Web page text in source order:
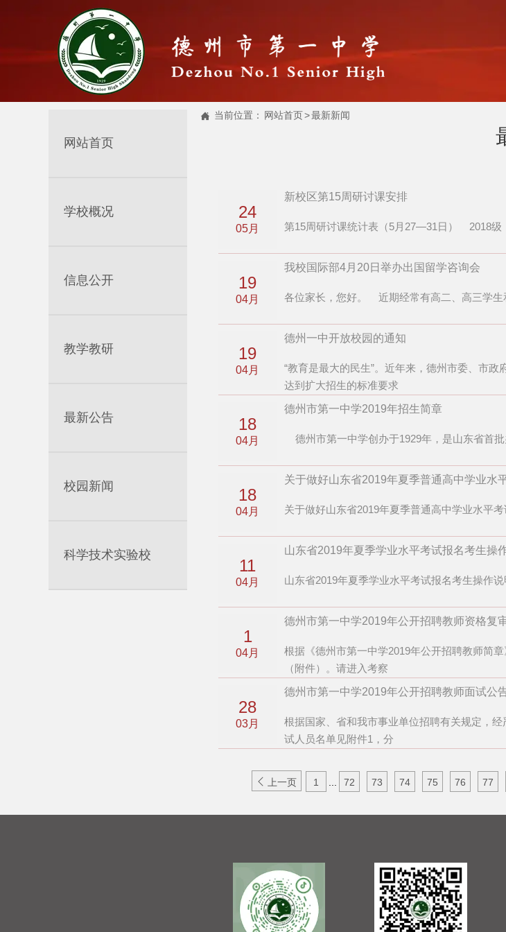
 当前位置： 网站首页>最新新闻
网站首页
学校概况
信息公开
教学教研
最新公告
校园新闻
科学技术实验校
24
05月
新校区第15周研讨课安排
第15周研讨课统计表（5月27—31日） 2018
19
04月
我校国际部4月20日举办出国留学咨询会
各位家长，您好。 近期经常有高二、高三学生
19
04月
德州一中开放校园的通知
“教育是最大的民生”。近年来，德州市委、市
达到扩大招生的标准要求
18
04月
德州市第一中学2019年招生简章
德州市第一中学创办于1929年，是山东省首
18
04月
关于做好山东省2019年夏季普通高中学业水
关于做好山东省2019年夏季普通高中学业水平
11
04月
山东省2019年夏季学业水平考试报名考生操
山东省2019年夏季学业水平考试报名考生操作说
1
04月
德州市第一中学2019年公开招聘教师资格复
根据《德州市第一中学2019年公开招聘教师简
（附件）。请进入考察
28
03月
德州市第一中学2019年公开招聘教师面试公
根据国家、省和我市事业单位招聘有关规定，
试人员名单见附件1，分
 上一页 1 72 73 74 75 76 77